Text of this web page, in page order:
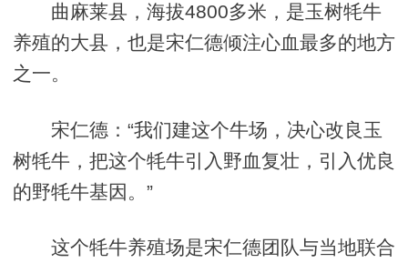
曲麻莱县，海拔4800多米，是玉树牦牛
养殖的大县，也是宋仁德倾注心血最多的地方
之一。
宋仁德：“我们建这个牛场，决心改良玉
树牦牛，把这个牦牛引入野血复壮，引入优良
的野牦牛基因。”
这个牦牛养殖场是宋仁德团队与当地联合